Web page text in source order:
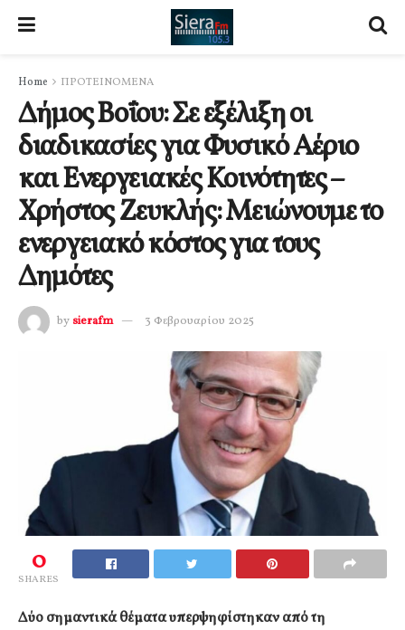
Home ΠΡΟΤΕΙΝΟΜΕΝΑ
Δήμος Βοΐου: Σε εξέλιξη οι
διαδικασίες για Φυσικό Αέριο
και Ενεργειακές Κοινότητες –
Χρήστος Ζευκλής: Μειώνουμε το
ενεργειακό κόστος για τους
Δημότες
by sierafm 3 Φεβρουαρίου 2025
0
SHARES
Δύο σημαντικά θέματα υπερψηφίστηκαν από τη